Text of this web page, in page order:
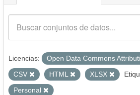
Licencias: Open Data Commons
CSV
HTML XLSX
Personal